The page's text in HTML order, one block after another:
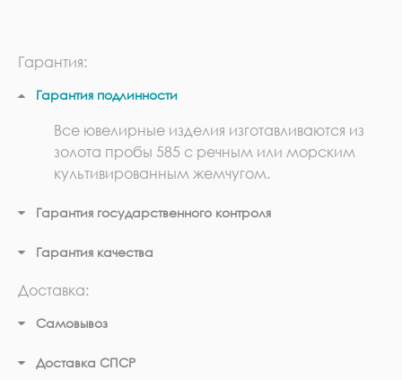
Гарантия:
Гарантия подлинности
Все ювелирные изделия изготавливаются из
золота пробы 585 с речным или морским
культивированным жемчугом.
Гарантия государственного контроля
Гарантия качества
Доставка:
Самовывоз
Доставка СПСР